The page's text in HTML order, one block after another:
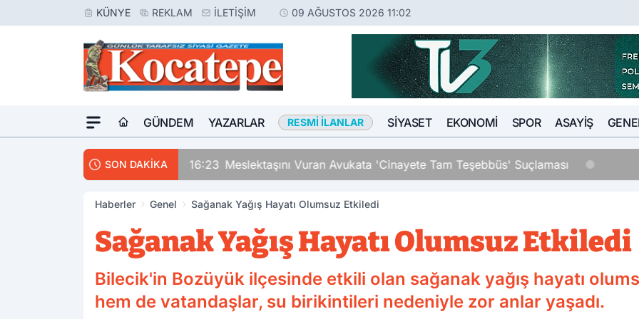
KÜNYE REKLAM İLETIŞIM 09 AĞUSTOS 2026 11:02
GÜNDEM YAZARLAR RESMI İLANLAR SIYASET EKONOMI SPOR ASAYIŞ
SON DAKİKA 16:23 Meslektaşını Vuran Avukata 'Cinayete Tam Teşebbüs' Suçlaması
Haberler Genel Sağanak Yağış Hayatı Olumsuz Etkiledi
Sağanak Yağış Hayatı Olumsuz Etkiledi
Bilecik'in Bozüyük ilçesinde etkili olan sağanak yağış hayatı
hem de vatandaşlar, su birikintileri nedeniyle zor anlar yaşadı.